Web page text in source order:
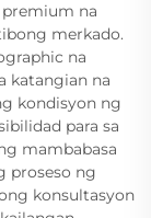
na
merkado.
na
katangian na
kondisyon ng
para sa
mambabasa
proseso ng
konsultasyon